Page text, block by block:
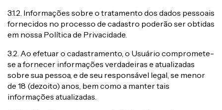
3.1.2. Informações sobre o tratamento dos dados pessoais
fornecidos no processo de cadastro poderão ser obtidas
em nossa Política de Privacidade.
3.2. Ao efetuar o cadastramento, o Usuário compromete-
se a fornecer informações verdadeiras e atualizadas
sobre sua pessoa, e de seu responsável legal, se menor
de 18 (dezoito) anos, bem como a manter tais
informações atualizadas.